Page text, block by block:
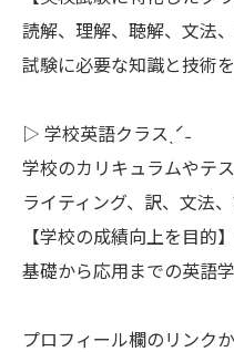
読解、理解、聴解、文法
試験に必要な知識と技術
▷ 学校英語クラスˎˊ˗
学校のカリキュラムやテス
ライティング、訳、文法
【学校の成績向上を目的
基礎から応用までの英語
プロフィール欄のリンクか